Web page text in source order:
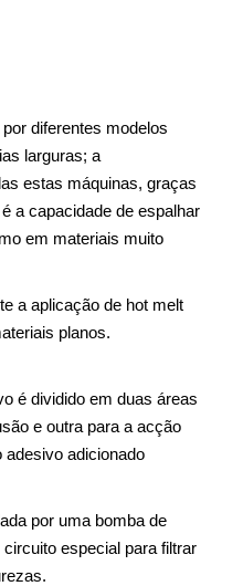
diferentes modelos
larguras; a
estas máquinas, graças
a capacidade de espalhar
em materiais muito
a aplicação de hot melt
planos.
é dividido em duas áreas
e outra para a acção
adesivo adicionado
por uma bomba de
especial para filtrar